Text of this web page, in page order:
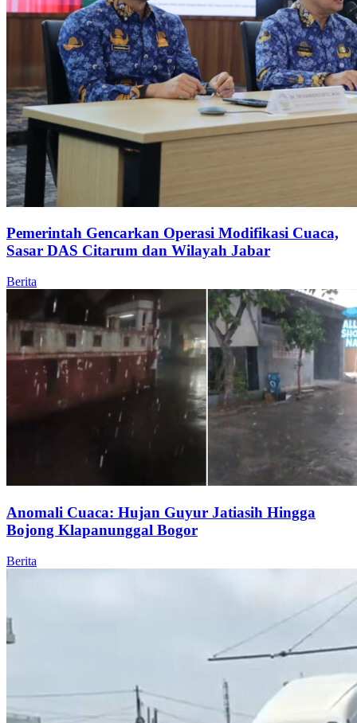
Pemerintah Gencarkan Operasi Modifikasi Cuaca,
Sasar DAS Citarum dan Wilayah Jabar
Berita
Anomali Cuaca: Hujan Guyur Jatiasih Hingga
Bojong Klapanunggal Bogor
Berita